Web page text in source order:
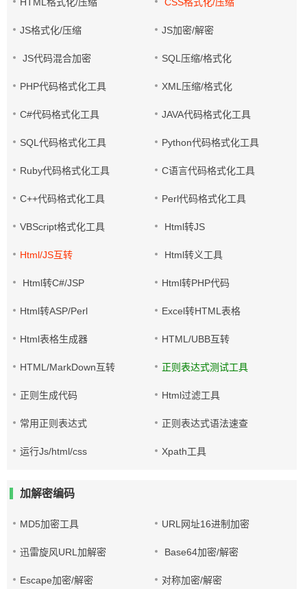
JS格式化/压缩 JS加密/解密
JS代码混合加密 SQL压缩/格式化
PHP代码格式化工具 XML压缩/格式化
C#代码格式化工具 JAVA代码格式化工具
SQL代码格式化工具 Python代码格式化工具
Ruby代码格式化工具 C语言代码格式化工具
C++代码格式化工具 Perl代码格式化工具
VBScript格式化工具 Html转JS
Html/JS互转 Html转义工具
Html转C#/JSP Html转PHP代码
Html转ASP/Perl Excel转HTML表格
Html表格生成器 HTML/UBB互转
HTML/MarkDown互转 正则表达式测试工具
正则生成代码 Html过滤工具
常用正则表达式 正则表达式语法速查
运行Js/html/css Xpath工具
加解密编码
MD5加密工具 URL网址16进制加密
迅雷旋风URL加解密 Base64加密/解密
Escape加密/解密 对称加密/解密